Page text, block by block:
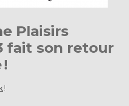
Plaisirs
fait son retour
!